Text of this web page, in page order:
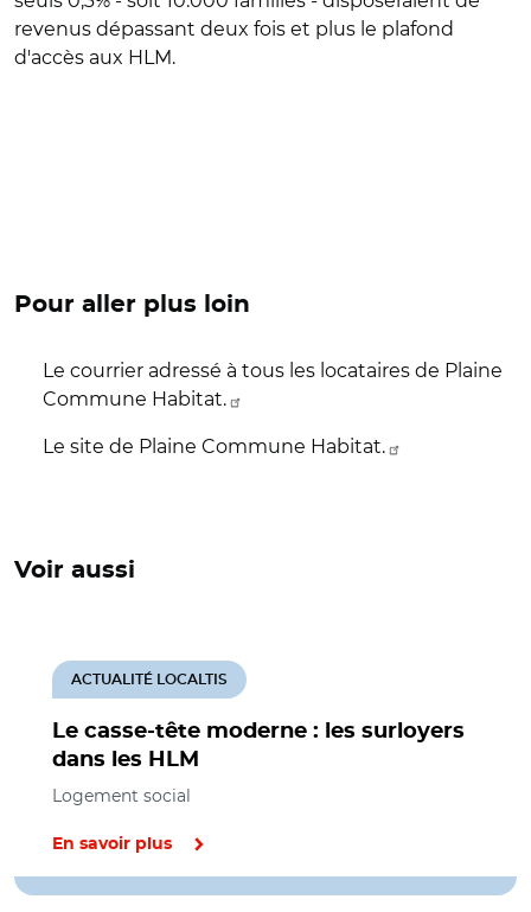
revenus dépassant deux fois et plus le plafond
d'accès aux HLM.
Pour aller plus loin
Le courrier adressé à tous les locataires de Plaine
Commune Habitat.
Le site de Plaine Commune Habitat.
Voir aussi
Le casse-tête moderne : les surloyers
dans les HLM
ACTUALITÉ LOCALTIS
Logement social
En savoir plus